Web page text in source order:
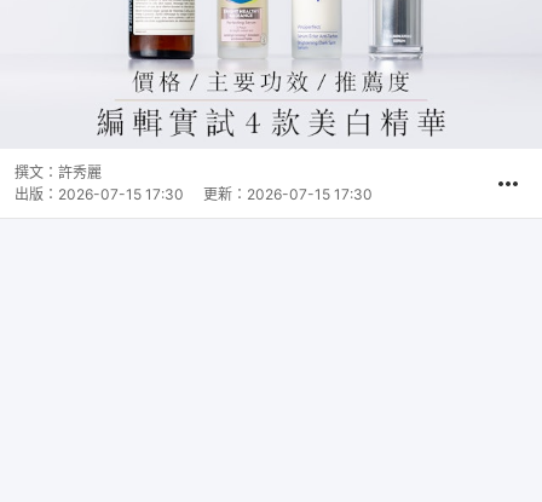
撰文： 許秀麗
出版： 2026-07-15 17:30 更新： 2026-07-15 17:30